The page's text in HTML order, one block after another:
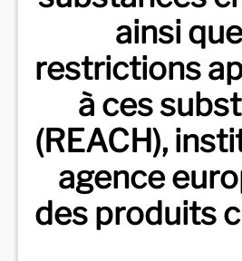
ainsi
restrictions
à ces
(REACH),
agence
des produits